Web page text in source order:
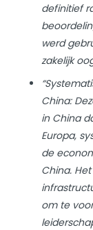
definitief
werd
zakelijk
China:
in China
Europa,
de
China.
om te